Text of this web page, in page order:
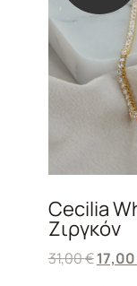
Cecilia
Ζιργκόν
31,00€17,00